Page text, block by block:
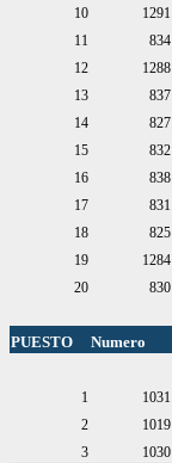
10
1291
11
834
12
1288
13
837
14
827
15
832
16
838
17
831
18
825
19
1284
20
830
PUESTO Numero
1 1031
2
1019
3
1030